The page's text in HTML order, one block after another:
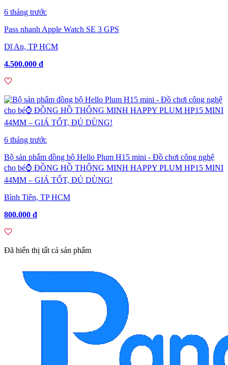
6 tháng trước
Pass nhanh Apple Watch SE 3 GPS
Dĩ An, TP HCM
4.500.000 đ
6 tháng trước
Bộ sản phẩm đồng bộ Hello Plum H15 mini - Đồ chơi công nghệ
cho bé⌚ ĐỒNG HỒ THÔNG MINH HAPPY PLUM HP15 MINI
44MM – GIÁ TỐT, ĐỦ DÙNG!
Bình Tiên, TP HCM
800.000 đ
Đã hiển thị tất cả sản phẩm